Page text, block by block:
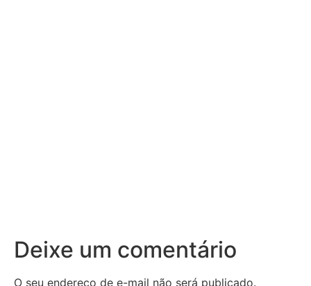
Deixe um comentário
O seu endereço de e-mail não será publicado.